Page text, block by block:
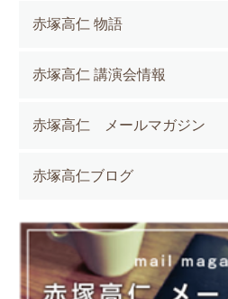
赤塚高仁 物語
赤塚高仁 講演会情報
赤塚高仁 メールマガジン
赤塚高仁ブログ